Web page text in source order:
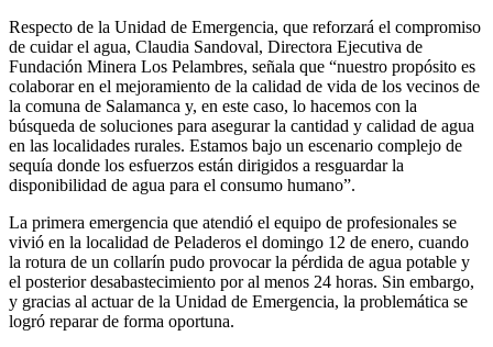
Respecto de la Unidad de Emergencia, que reforzará el compromiso
de cuidar el agua, Claudia Sandoval, Directora Ejecutiva de
Fundación Minera Los Pelambres, señala que “nuestro propósito es
colaborar en el mejoramiento de la calidad de vida de los vecinos de
la comuna de Salamanca y, en este caso, lo hacemos con la
búsqueda de soluciones para asegurar la cantidad y calidad de agua
en las localidades rurales. Estamos bajo un escenario complejo de
sequía donde los esfuerzos están dirigidos a resguardar la
disponibilidad de agua para el consumo humano”.
La primera emergencia que atendió el equipo de profesionales se
vivió en la localidad de Peladeros el domingo 12 de enero, cuando
la rotura de un collarín pudo provocar la pérdida de agua potable y
el posterior desabastecimiento por al menos 24 horas. Sin embargo,
y gracias al actuar de la Unidad de Emergencia, la problemática se
logró reparar de forma oportuna.